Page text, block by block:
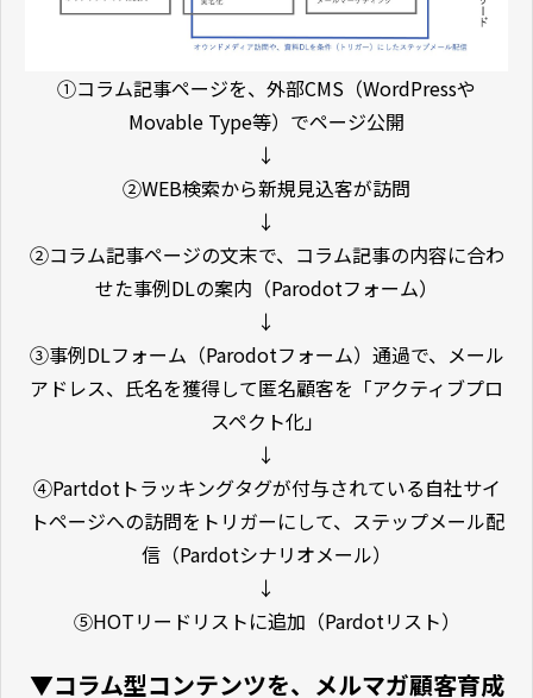
①コラム記事ページを、外部CMS（WordPressや
Movable Type等）でページ公開
↓
②WEB検索から新規見込客が訪問
↓
②コラム記事ページの文末で、コラム記事の内容に合わ
せた事例DLの案内（Parodotフォーム）
↓
③事例DLフォーム（Parodotフォーム）通過で、メール
アドレス、氏名を獲得して匿名顧客を「アクティブプロ
スペクト化」
↓
④Partdotトラッキングタグが付与されている自社サイ
トページへの訪問をトリガーにして、ステップメール配
信（Pardotシナリオメール）
↓
⑤HOTリードリストに追加（Pardotリスト）
▼コラム型コンテンツを、メルマガ顧客育成